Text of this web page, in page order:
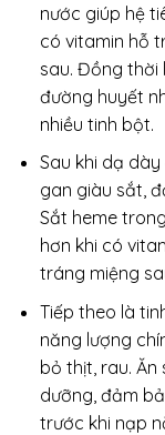
nước giúp hệ
có vitamin hỗ
sau. Đồng thời
đường huyết
nhiều tinh bột.
Sau khi dạ
gan giàu sắt,
Sắt heme
hơn khi có
tráng miệng
Tiếp theo là
năng lượng
bỏ thịt, rau.
dưỡng, đảm
trước khi nạp